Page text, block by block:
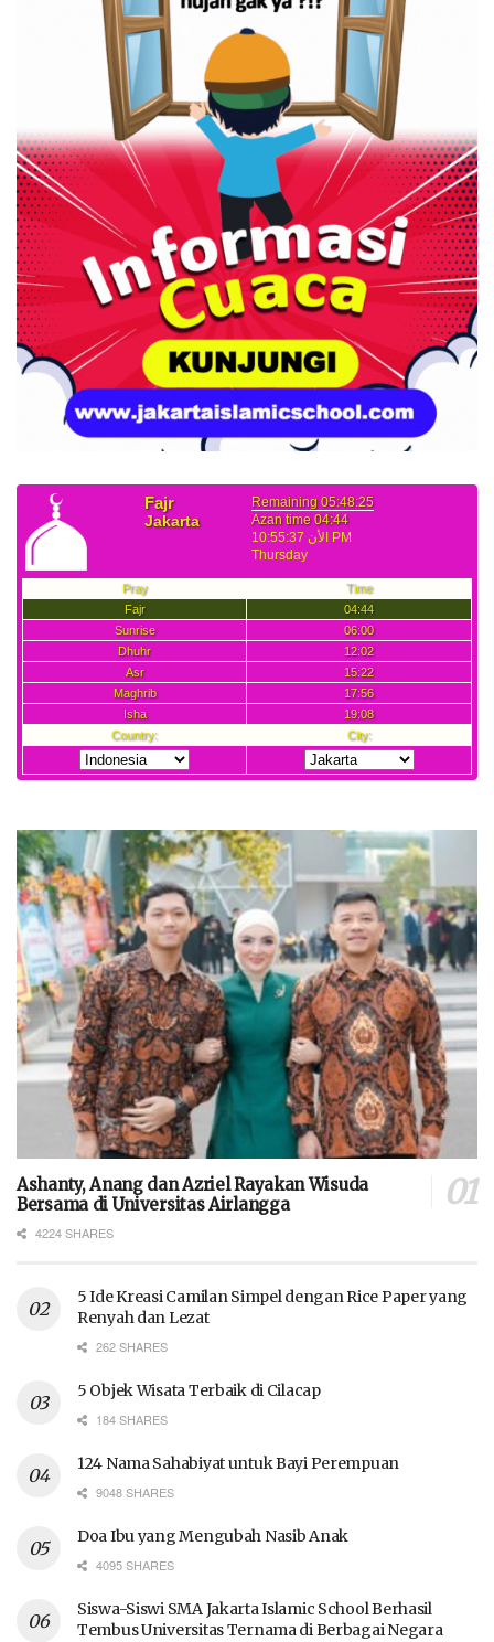
Ashanty, Anang dan Azriel Rayakan Wisuda
Bersama di Universitas Airlangga
4224 SHARES
5 Ide Kreasi Camilan Simpel dengan Rice Paper yang
Renyah dan Lezat
262 SHARES
5 Objek Wisata Terbaik di Cilacap
184 SHARES
124 Nama Sahabiyat untuk Bayi Perempuan
9048 SHARES
Doa Ibu yang Mengubah Nasib Anak
4095 SHARES
Siswa-Siswi SMA Jakarta Islamic School Berhasil
Tembus Universitas Ternama di Berbagai Negara